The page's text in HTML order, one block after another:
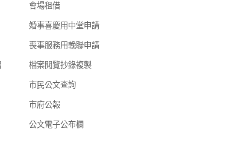
會場租借
婚事喜慶用中堂申請
喪事服務用輓聯申請
檔案閱覽抄錄複製
市民公文查詢
市府公報
公文電子公布欄